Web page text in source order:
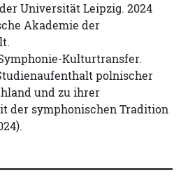
Universität Leipzig. 2024
Akademie der
Kulturtransfer.
polnischer
und zu ihrer
der symphonischen Tradition